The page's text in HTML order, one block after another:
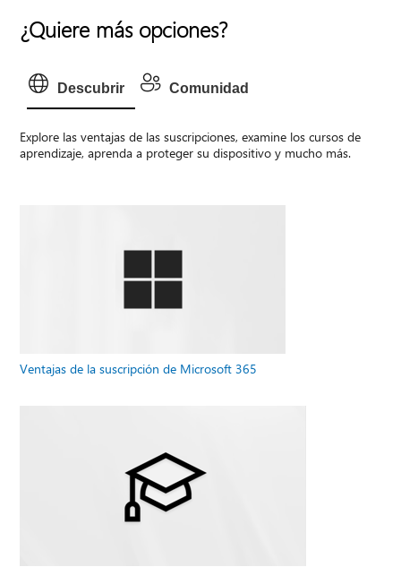
¿Quiere más opciones?
Descubrir Comunidad
Explore las ventajas de las suscripciones, examine los cursos de
aprendizaje, aprenda a proteger su dispositivo y mucho más.
Ventajas de la suscripción de Microsoft 365